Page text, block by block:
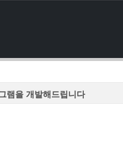
램을 개발해드립니다
을 개발해드립니다